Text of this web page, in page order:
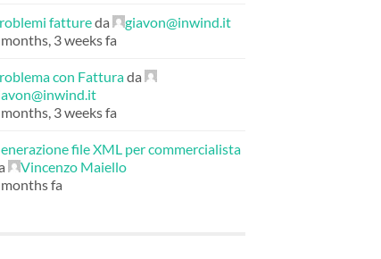
fattureda
giavon@inwind.it
3 weeks fa
con Fatturada
3 weeks fa
file XML per commercialista
Vincenzo Maiello
fa